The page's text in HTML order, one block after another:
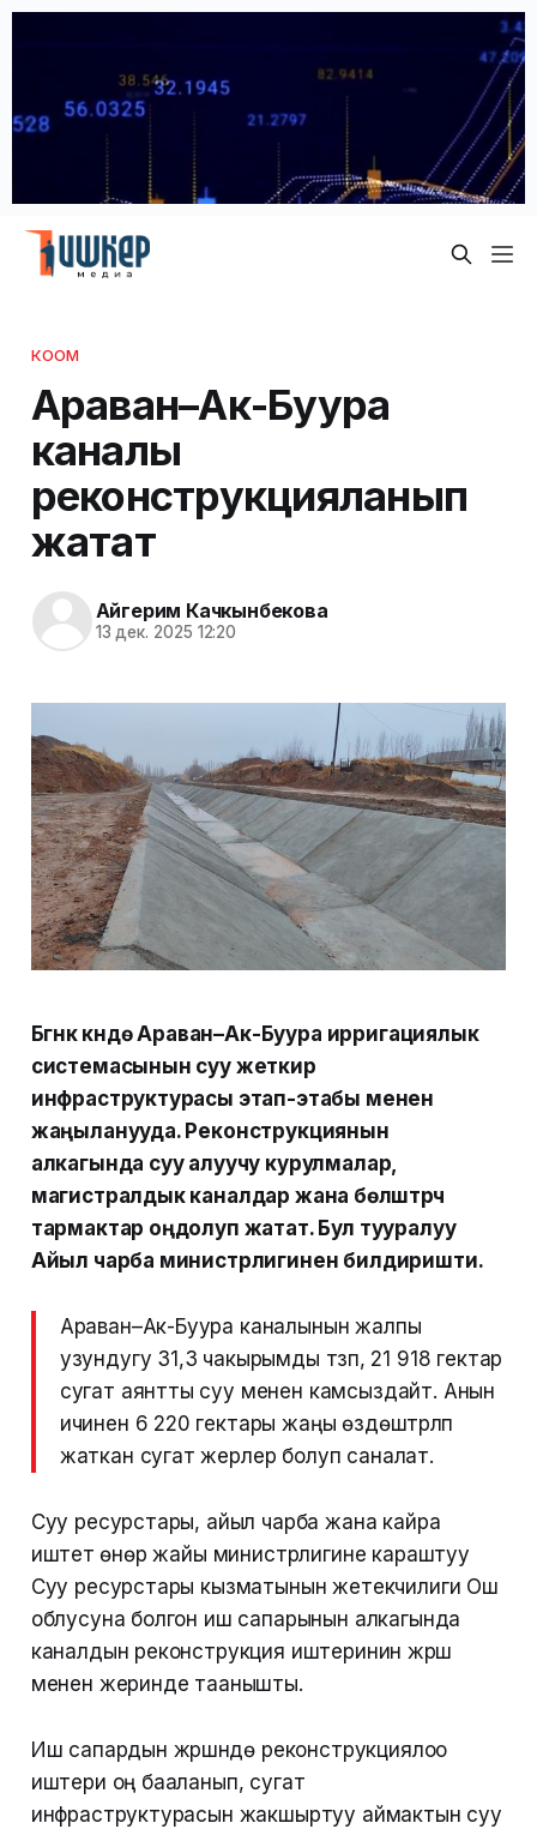
КООМ
Араван–Ак-Буура
каналы
реконструкцияланып
жатат
Айгерим Качкынбекова
13 дек. 2025 12:20
Бүгүнкү күндө Араван–Ак-Буура ирригациялык
системасынын суу жеткирүү
инфраструктурасы этап-этабы менен
жаңыланууда. Реконструкциянын
алкагында суу алуучу курулмалар,
магистралдык каналдар жана бөлүштүрүүчү
тармактар оңдолуп жатат. Бул тууралуу
Айыл чарба министрлигинен билдиришти.
Араван–Ак-Буура каналынын жалпы
узундугу 31,3 чакырымды түзүп, 21 918 гектар
сугат аянтты суу менен камсыздайт. Анын
ичинен 6 220 гектары жаңы өздөштүрүлүп
жаткан сугат жерлер болуп саналат.
Суу ресурстары, айыл чарба жана кайра
иштетүү өнөр жайы министрлигине караштуу
Суу ресурстары кызматынын жетекчилиги Ош
облусуна болгон иш сапарынын алкагында
каналдын реконструкция иштеринин жүрүшү
менен жеринде таанышты.
Иш сапардын жүрүшүндө реконструкциялоо
иштери оң бааланып, сугат
инфраструктурасын жакшыртуу аймактын суу